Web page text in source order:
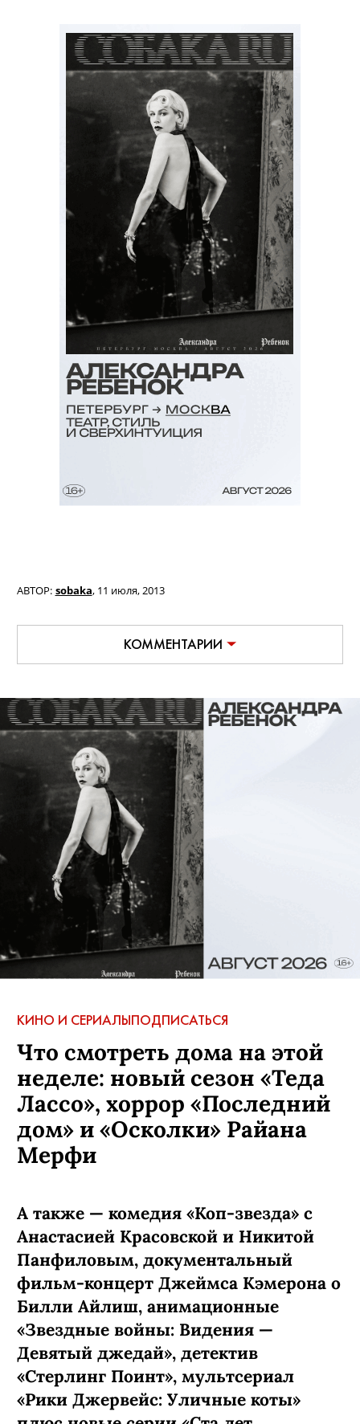
АВТОР: sobaka, 11 июля, 2013
КОММЕНТАРИИ
КИНО И СЕРИАЛЫПОДПИСАТЬСЯ
Что смотреть дома на этой
неделе: новый сезон «Теда
Лассо», хоррор «Последний
дом» и «Осколки» Райана
Мерфи
А также — комедия «Коп-звезда» с
Анастасией Красовской и Никитой
Панфиловым, документальный
фильм-концерт Джеймса Кэмерона о
Билли Айлиш, анимационные
«Звездные войны: Видения —
Девятый джедай», детектив
«Стерлинг Поинт», мультсериал
«Рики Джервейс: Уличные коты»